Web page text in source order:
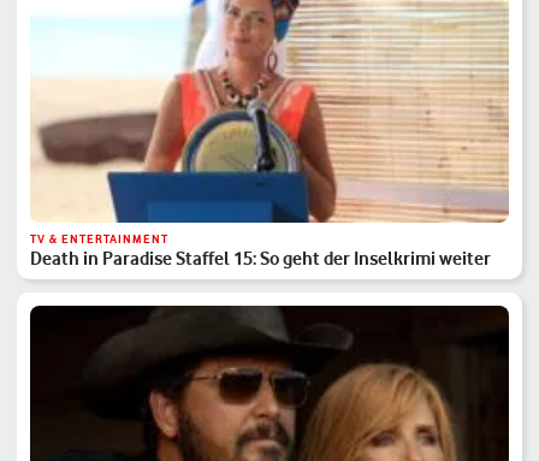
TV & ENTERTAINMENT
Death in Paradise Staffel 15: So geht der Inselkrimi weiter